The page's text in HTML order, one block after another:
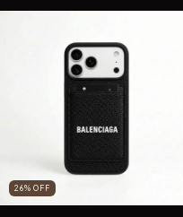
26% OFF